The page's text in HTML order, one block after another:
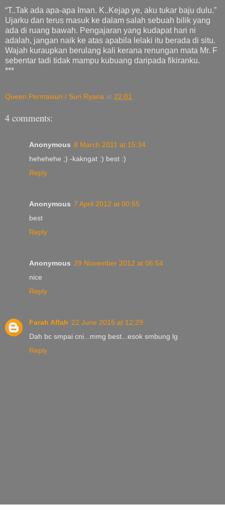
“T..Tak ada apa-apa Iman. K..Kejap ye, aku tukar baju dulu.”
Ujarku dan terus masuk ke dalam salah sebuah bilik yang
ada di ruang bawah. Pengajaran yang kudapat hari ni
adalah, jangan naik ke atas apabila lelaki itu berada di situ.
Wajah kuraupkan berulang kali kerana renungan mata Mr. F
sebentar tadi tidak mampu kubuang daripada fikiranku.
***
Queen.Permaisuri / Suri Ryana at 22:01
4 comments:
Anonymous 8 March 2011 at 15:34
hehehehe ;) -kakngat :) best :)
Reply
Anonymous 7 April 2012 at 00:55
best
Reply
Anonymous 29 November 2012 at 06:54
nice
Reply
Farah Aflah 22 June 2015 at 12:29
Dah bc smpai cni...mmg best...esok smbung lg
Reply